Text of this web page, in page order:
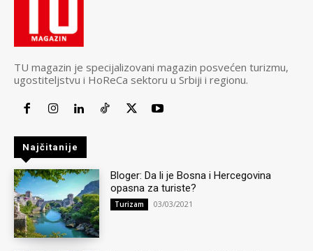
TU magazin je specijalizovani magazin posvećen turizmu,
ugostiteljstvu i HoReCa sektoru u Srbiji i regionu.
Najčitanije
Bloger: Da li je Bosna i Hercegovina
opasna za turiste?
Turizam 03/03/2021